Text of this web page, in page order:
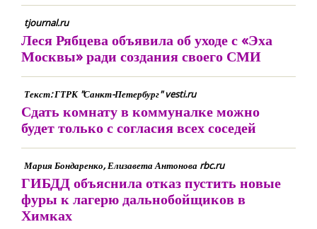
tjournal.ru
Леся Рябцева объявила об уходе с «Эха
Москвы» ради создания своего СМИ
Текст: ГТРК "Санкт-Петербург" vesti.ru
Сдать комнату в коммуналке можно
будет только с согласия всех соседей
Мария Бондаренко, Елизавета Антонова rbc.ru
ГИБДД объяснила отказ пустить новые
фуры к лагерю дальнобойщиков в
Химках